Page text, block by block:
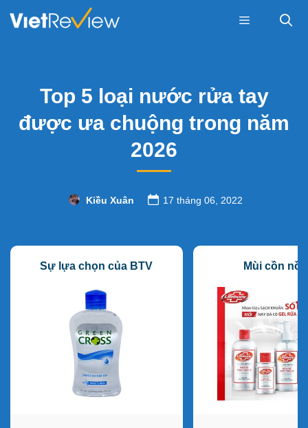
Top 5 loại nước rửa tay
được ưa chuộng trong năm
2026
Kiều Xuân 17 tháng 06, 2022
Sự lựa chọn của BTV Mùi cồn